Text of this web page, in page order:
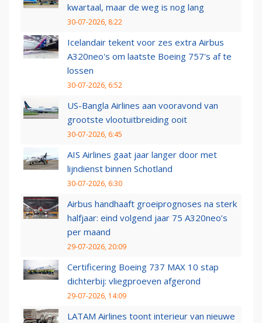
kwartaal, maar de weg is nog lang
30-07-2026, 8:22
Icelandair tekent voor zes extra Airbus
A320neo's om laatste Boeing 757's af te
lossen
30-07-2026, 6:52
US-Bangla Airlines aan vooravond van
grootste vlootuitbreiding ooit
30-07-2026, 6:45
AIS Airlines gaat jaar langer door met
lijndienst binnen Schotland
30-07-2026, 6:30
Airbus handhaaft groeiprognoses na sterk
halfjaar: eind volgend jaar 75 A320neo’s
per maand
29-07-2026, 20:09
Certificering Boeing 737 MAX 10 stap
dichterbij: vliegproeven afgerond
29-07-2026, 14:09
LATAM Airlines toont interieur van nieuwe